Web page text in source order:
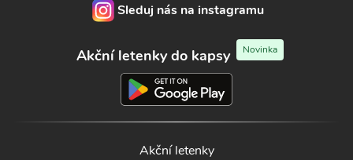
Sleduj nás na instagramu
Akční letenky do kapsy Novinka
Akční letenky